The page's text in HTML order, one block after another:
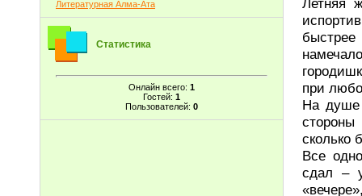
Литературная Алма-Ата
Статистика
Онлайн всего: 1
Гостей: 1
Пользователей: 0
при
На душе
сколько
Все
сдал –